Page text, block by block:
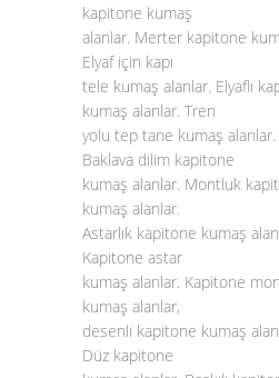
kapitone kumaş
alanlar. Merter kapitone
Elyaf için kapı
tele kumaş alanlar. Elyaflı
kumaş alanlar. Tren
yolu tep tane kumaş alanlar.
Baklava dilim kapitone
kumaş alanlar. Montluk
kumaş alanlar.
Astarlık kapitone kumaş
Kapitone astar
kumaş alanlar. Kapitone
kumaş alanlar,
desenli kapitone kumaş
Düz kapitone